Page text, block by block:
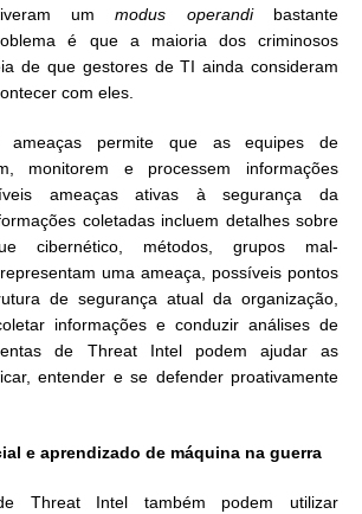
ummodus operandi bastante
é que a maioria dos criminosos
de que gestores de TI ainda consideram
com eles.
ameaças permite que as equipes de
monitorem e processem informações
ameaças ativas à segurança da
coletadas incluem detalhes sobre
cibernético, métodos, grupos mal-
uma ameaça, possíveis pontos
de segurança atual da organização,
informações e conduzir análises de
de Threat Intel podem ajudar as
entender e se defender proativamente
e aprendizado de máquina na guerra
Threat Intel também podem utilizar